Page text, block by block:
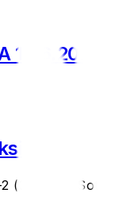
12.6.2026
(0-5, 0-3)